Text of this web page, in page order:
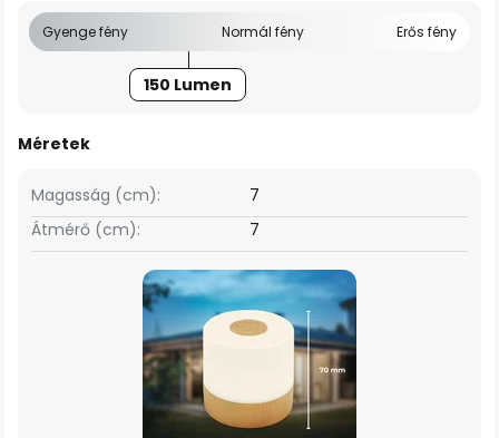
Gyenge fény Normál fény Erős fény
150 Lumen
Méretek
Magasság (cm):
7
Átmérő (cm):
7